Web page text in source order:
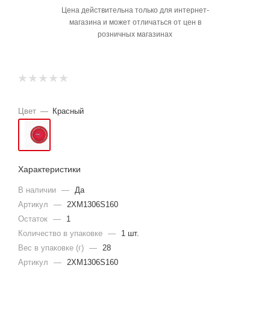
Цена действительна только для интернет-
магазина и может отличаться от цен в
розничных магазинах
Цвет — Красный
Характеристики
В наличии —
Да
Артикул
—
2XM1306S160
Остаток —
1
Количество в упаковке —
1 шт.
Вес в упаковке (г) —
28
Артикул
— 2XM1306S160